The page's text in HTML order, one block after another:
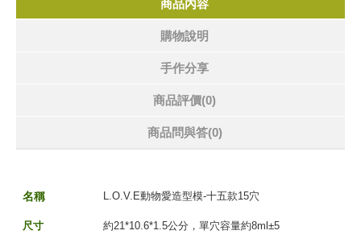
商品內容
購物說明
手作分享
商品評價(0)
商品問與答(0)
名稱 L.O.V.E動物愛造型模-十五款15穴
尺寸 約21*10.6*1.5公分，單穴容量約8ml±5